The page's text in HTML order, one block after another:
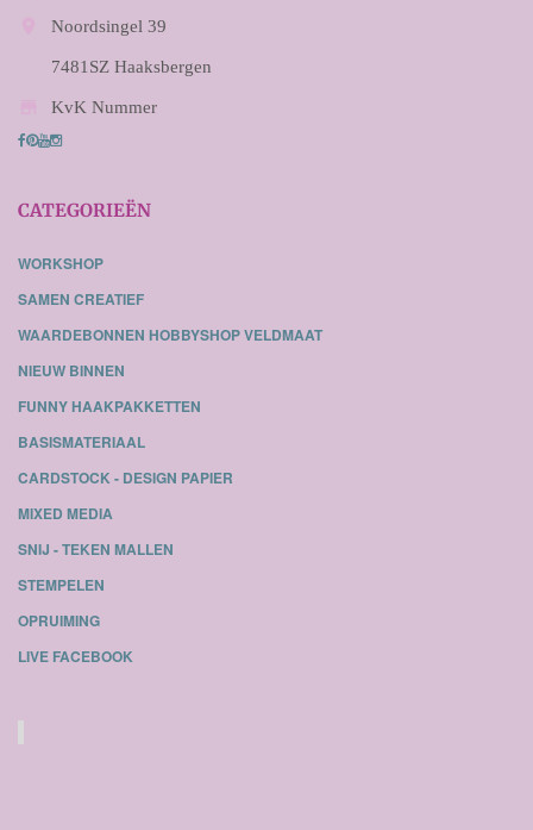
Noordsingel 39
7481SZ Haaksbergen
KvK Nummer
CATEGORIEËN
WORKSHOP
SAMEN CREATIEF
WAARDEBONNEN HOBBYSHOP VELDMAAT
NIEUW BINNEN
FUNNY HAAKPAKKETTEN
BASISMATERIAAL
CARDSTOCK - DESIGN PAPIER
MIXED MEDIA
SNIJ - TEKEN MALLEN
STEMPELEN
OPRUIMING
LIVE FACEBOOK